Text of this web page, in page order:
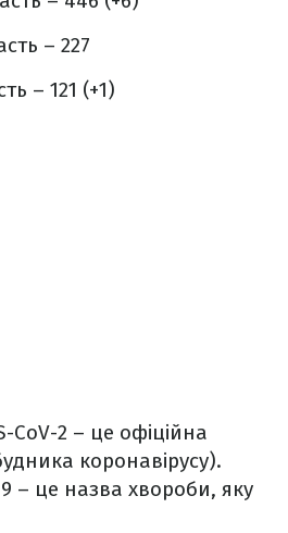
– 227
– 121 (+1)
СoV-2 – це офіційна
коронавірусу).
– це назва хвороби, яку